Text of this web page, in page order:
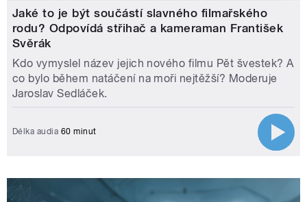
Jaké to je být součástí slavného filmařského
rodu? Odpovídá střihač a kameraman František
Svěrák
Kdo vymyslel název jejich nového filmu Pět švestek? A
co bylo během natáčení na moři nejtěžší? Moderuje
Jaroslav Sedláček.
Délka audia 60 minut